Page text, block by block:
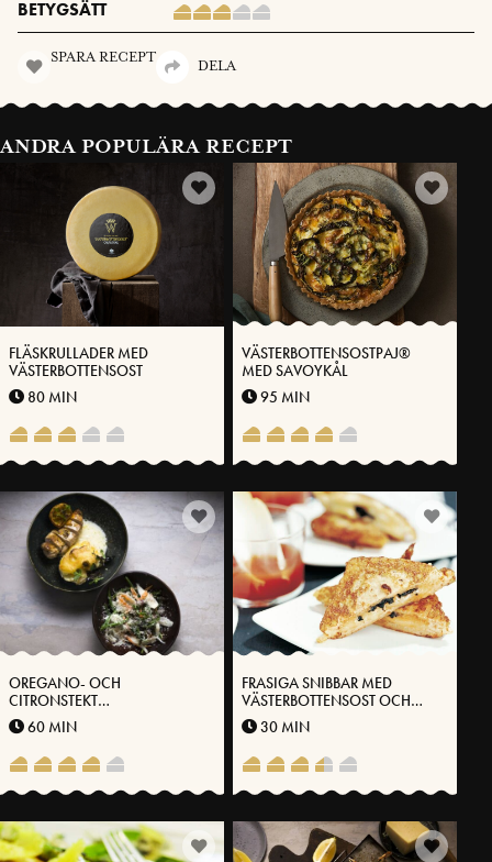
BETYGSÄTT
SPARA RECEPT
DELA
ANDRA POPULÄRA RECEPT
FLÄSKRULLADER MED
VÄSTERBOTTENSOST
80 MIN
VÄSTERBOTTENSOSTPAJ®
MED SAVOYKÅL
95 MIN
OREGANO- OCH
CITRONSTEKT
KYCKLINGBRÖST MED
POTATISGRATÄNG,
VITLÖKSSTEKTA HARICOT
VERTS OCH
VÄSTERBOTTENSOST
60 MIN
FRASIGA SNIBBAR MED
VÄSTERBOTTENSOST OCH
OLIVER
30 MIN